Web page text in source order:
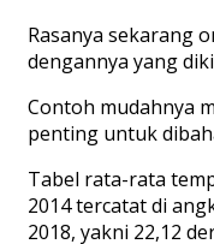
Rasanya sekarang
dengannya yang
Contoh mudahnya
penting untuk
Tabel rata-rata
2014 tercatat di
2018, yakni 22,12